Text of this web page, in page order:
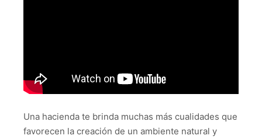
Una hacienda te brinda muchas más cualidades que
favorecen la creación de un ambiente natural y